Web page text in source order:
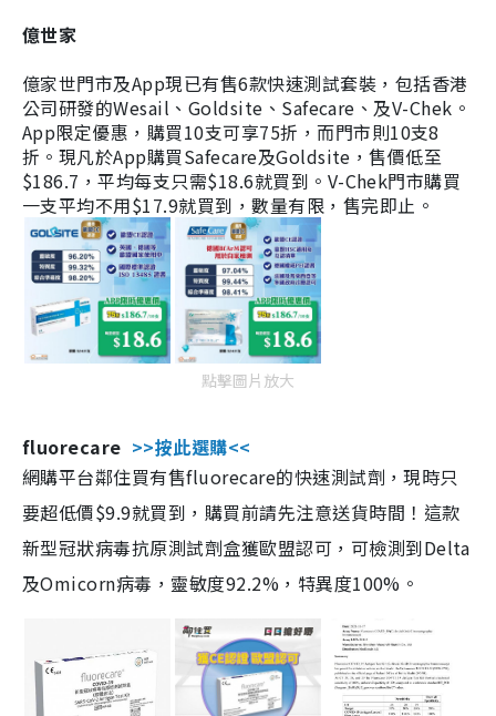
億世家
億家世門市及App現已有售6款快速測試套裝，包括香港
公司研發的Wesail、Goldsite、Safecare、及V-Chek。
App限定優惠，購買10支可享75折，而門市則10支8
折。現凡於App購買Safecare及Goldsite，售價低至
$186.7，平均每支只需$18.6就買到。V-Chek門市購買
一支平均不用$17.9就買到，數量有限，售完即止。
點擊圖片放大
fluorecare >>按此選購<<
網購平台鄰住買有售fluorecare的快速測試劑，現時只
要超低價$9.9就買到，購買前請先注意送貨時間！這款
新型冠狀病毒抗原測試劑盒獲歐盟認可，可檢測到Delta
及Omicorn病毒，靈敏度92.2%，特異度100%。